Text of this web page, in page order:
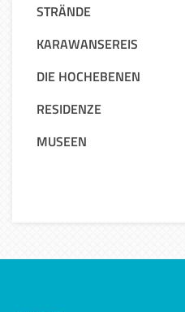
STRÄNDE
KARAWANSEREIS
DIE HOCHEBENEN
RESIDENZE
MUSEEN